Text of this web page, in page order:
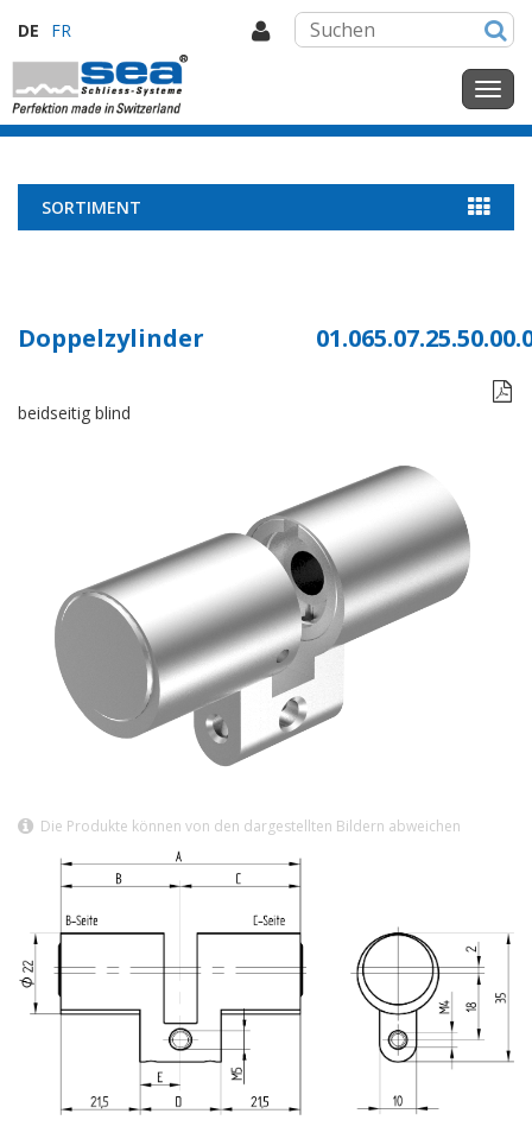
DE FR
SORTIMENT
Doppelzylinder

beidseitig blind
Die Produkte können von den dargestellten Bildern abweichen